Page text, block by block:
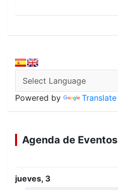
c
b
a
s
a
l
Powered by Translate
Agenda de Eventos
jueves, 3